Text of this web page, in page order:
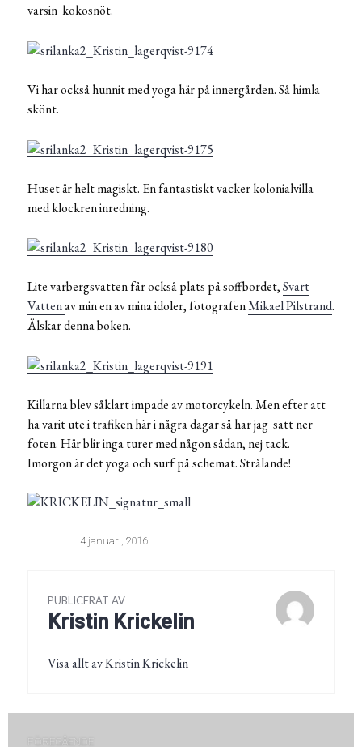
varsin kokosnöt.
Vi har också hunnit med yoga här på innergården. Så himla
skönt.
Huset är helt magiskt. En fantastiskt vacker kolonialvilla
med klockren inredning.
Lite varbergsvatten får också plats på soffbordet,Svart
Vattenav min en av mina idoler, fotografenMikael Pilstrand.
Älskar denna boken.
Killarna blev såklart impade av motorcykeln. Men efter att
ha varit ute i trafiken här i några dagar så har jag satt ner
foten. Här blir inga turer med någon sådan, nej tack.
Imorgon är det yoga och surf på schemat. Strålande!
4 januari, 2016
PUBLICERAT AV
Kristin Krickelin
Visa allt av Kristin Krickelin
FÖREGÅENDE